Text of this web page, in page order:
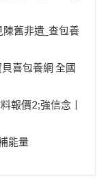
舊非遺_查包養
喜包養網 全國
報價2;強信念丨
能量